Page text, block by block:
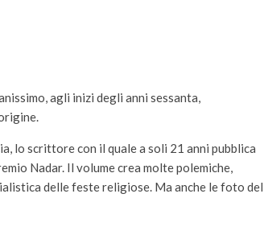
agli inizi degli anni sessanta,
lo scrittore con il quale a soli 21 anni pubblica
Nadar. Il volume crea molte polemiche,
delle feste religiose. Ma anche le foto del